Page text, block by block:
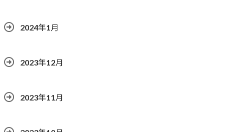
2024年1月
2023年12月
2023年11月